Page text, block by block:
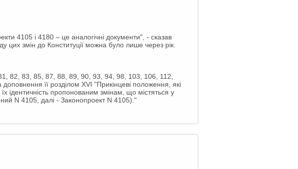
4105 і 4180 – це аналогічні документи", - сказав
цих змін до Конституції можна було лише через рік.
82, 83, 85, 87, 88, 89, 90, 93, 94, 98, 103, 106, 112,
її розділом XVI "Прикінцеві положення, які
ідентичність пропонованим змінам, що містяться у
N 4105, далі - Законопроект N 4105)."